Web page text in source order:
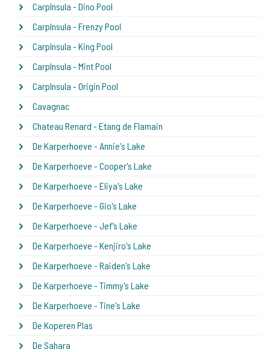
CarpInsula - Dino Pool
CarpInsula - Frenzy Pool
CarpInsula - King Pool
CarpInsula - Mint Pool
CarpInsula - Origin Pool
Cavagnac
Chateau Renard - Etang de Flamain
De Karperhoeve - Annie's Lake
De Karperhoeve - Cooper's Lake
De Karperhoeve - Eliya's Lake
De Karperhoeve - Gio's Lake
De Karperhoeve - Jef's Lake
De Karperhoeve - Kenjiro's Lake
De Karperhoeve - Raiden's Lake
De Karperhoeve - Timmy's Lake
De Karperhoeve - Tine's Lake
De Koperen Plas
De Sahara